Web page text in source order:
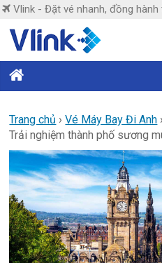
Skip
content
Vlink - Đặt vé nhanh, đồng hành
Vlink
nhanh,
đồng
hành
tận
tâm
Trang chủ ›Vé Máy Bay Đi Anh
Trải nghiệm thành phố sương